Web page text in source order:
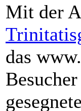
Mit der
das